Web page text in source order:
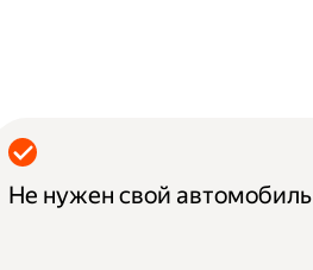
Не нужен свой автомобиль